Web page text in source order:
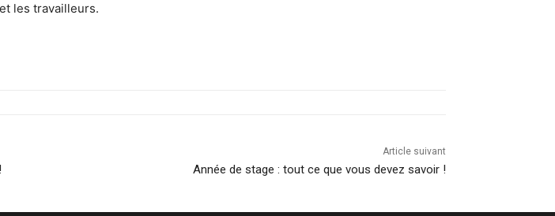
les travailleurs.
Article suivant
Année de stage : tout ce que vous devez savoir !